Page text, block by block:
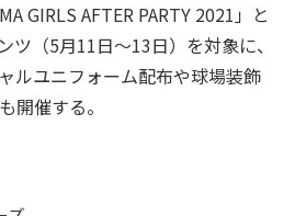
GIRLS AFTER PARTY 2021」と
ツ（5月11日～13日）を対象に、
ルユニフォーム配布や球場装飾
開催する。